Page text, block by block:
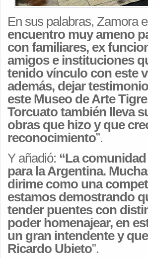
En sus palabras, Zamora
encuentro muy ameno
con familiares, ex
amigos e instituciones
tenido vínculo con este
además, dejar
este Museo de Arte
Torcuato también lleva
obras que hizo y que
reconocimiento”.
Y añadió: “La
para la Argentina.
dirime como una
estamos demostrando
tender puentes con
poder homenajear, en
un gran intendente y
Ricardo Ubieto”.